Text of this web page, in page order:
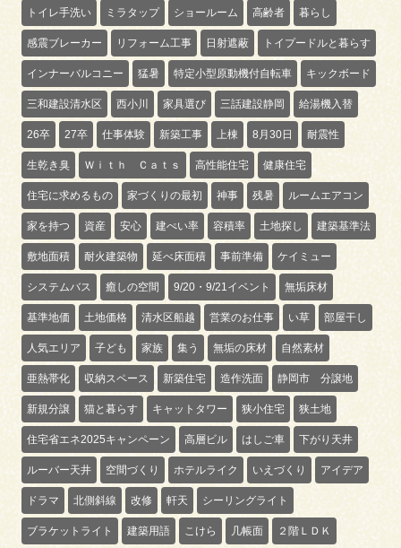
トイレ手洗い ミラタップ ショールーム 高齢者 暮らし
感震ブレーカー リフォーム工事 日射遮蔽 トイプードルと暮らす
インナーバルコニー 猛暑 特定小型原動機付自転車 キックボード
三和建設清水区 西小川 家具選び 三話建設静岡 給湯機入替
26卒 27卒 仕事体験 新築工事 上棟 8月30日 耐震性
生乾き臭 Ｗｉｔｈ Ｃａｔｓ 高性能住宅 健康住宅
住宅に求めるもの 家づくりの最初 神事 残暑 ルームエアコン
家を持つ 資産 安心 建ぺい率 容積率 土地探し 建築基準法
敷地面積 耐火建築物 延べ床面積 事前準備 ケイミュー
システムバス 癒しの空間 9/20・9/21イベント 無垢床材
基準地価 土地価格 清水区船越 営業のお仕事 い草 部屋干し
人気エリア 子ども 家族 集う 無垢の床材 自然素材
亜熱帯化 収納スペース 新築住宅 造作洗面 静岡市 分譲地
新規分譲 猫と暮らす キャットタワー 狭小住宅 狭土地
住宅省エネ2025キャンペーン 高層ビル はしご車 下がり天井
ルーバー天井 空間づくり ホテルライク いえづくり アイデア
ドラマ 北側斜線 改修 軒天 シーリングライト
ブラケットライト 建築用語 こけら 几帳面 ２階ＬＤＫ